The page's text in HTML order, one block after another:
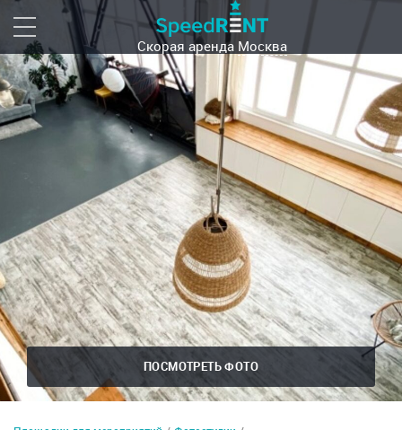
Скорая аренда Москва
ПОСМОТРЕТЬ ФОТО